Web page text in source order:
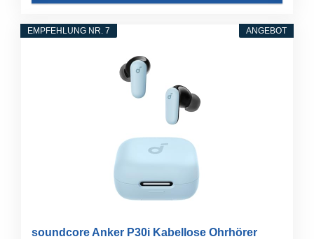
ANGEBOT
EMPFEHLUNG NR. 7
soundcore Anker P30i Kabellose Ohrhörer